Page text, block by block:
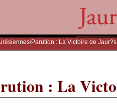
/Parution : La Victoire de
: La